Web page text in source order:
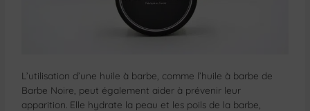
L’utilisation d’une huile à barbe, comme l’huile à barbe de
Barbe Noire, peut également aider à prévenir leur
apparition. Elle hydrate la peau et les poils de la barbe,